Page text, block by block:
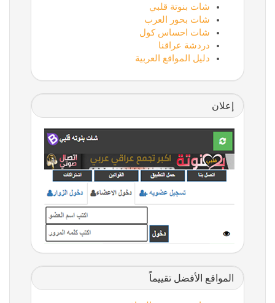
شات بنوتة قلبي
شات بحور العرب
شات احساس كول
دردشة عراقنا
دليل المواقع العربية
إعلان
المواقع الأفضل تقييماً